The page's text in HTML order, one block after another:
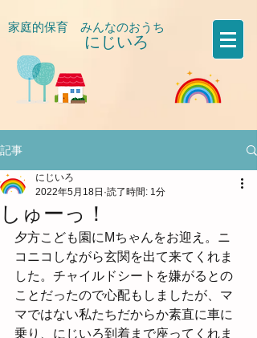
家庭的保育 みんなのおうち
にじいろ
記事
しゅーっ！
にじいろ
2022年5月18日 読了時間: 1分
夕方こども園にMちゃんをお迎え。ニ
コニコしながら玄関を出て来てくれま
した。チャイルドシートを嫌がるとの
ことだったので心配もしましたが、マ
マではない私たちだからか素直に車に
乗り、にじいろ到着まで座ってくれま